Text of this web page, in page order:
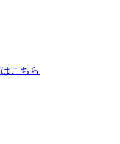
こちら